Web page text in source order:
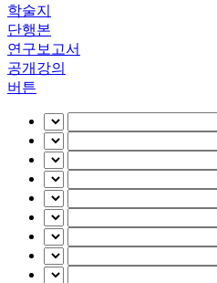
학술지
단행본
연구보고서
공개강의
버튼